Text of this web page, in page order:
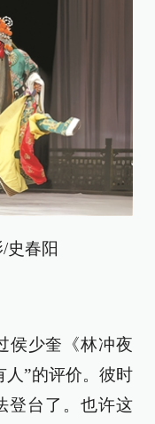
史春阳
侯少奎《林冲夜
人”的评价。彼时
登台了。也许这